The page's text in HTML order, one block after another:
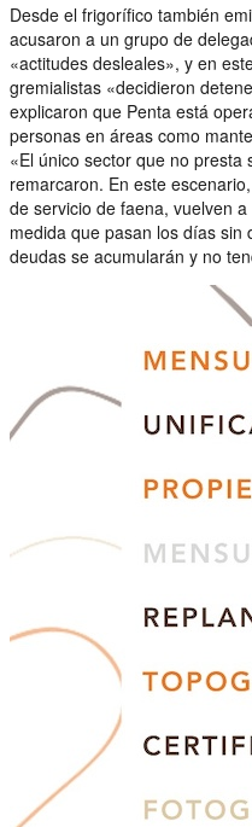
Desde el frigorífico también
acusaron a un grupo de
«actitudes desleales», y en
gremialistas «decidieron
explicaron que Penta está
personas en áreas como
«El único sector que no presta
remarcaron. En este
de servicio de faena, vuelven
medida que pasan los días sin
deudas se acumularán y no